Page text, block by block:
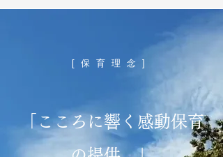
[保育理念]
「こころに響く感動保育